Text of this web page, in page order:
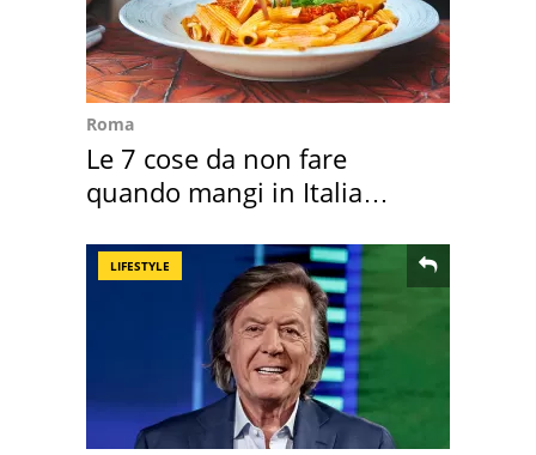
Roma
Le 7 cose da non fare
quando mangi in Italia
LIFESTYLE